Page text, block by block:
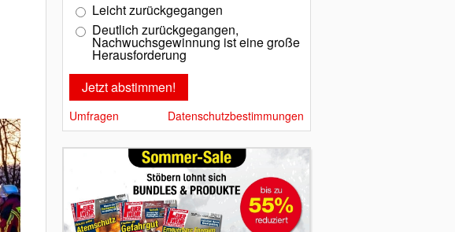
Leicht zurückgegangen
Deutlich zurückgegangen,
Nachwuchsgewinnung ist eine große
Herausforderung
Umfragen Datenschutzbestimmungen